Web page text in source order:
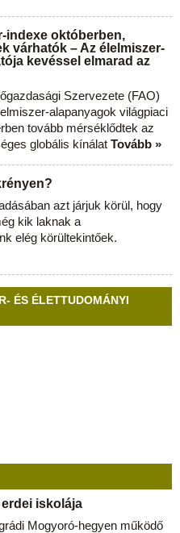
indexe októberben,
várhatók – Az élelmiszer-
kevéssel elmarad az
Szervezete (FAO)
alapanyagok világpiaci
tovább mérséklődtek az
globális kínálat Tovább »
azt járjuk körül, hogy
kik laknak a
elég körültekintőek.
ÉS ÉLETTUDOMÁNYI
iskolája
Mogyoró-hegyen működő